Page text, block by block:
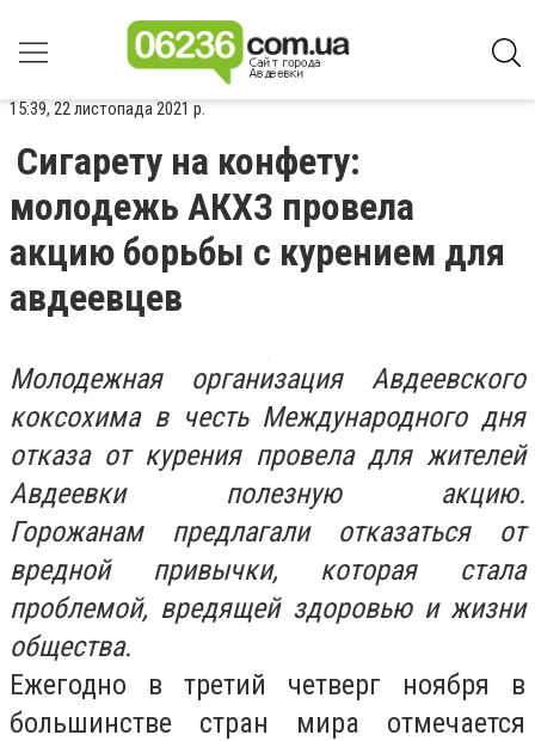
15:39, 22 листопада 2021 р.
Сигарету на конфету:
молодежь АКХЗ провела
акцию борьбы с курением для
авдеевцев
Молодежная организация Авдеевского
коксохима в честь Международного дня
отказа от курения провела для жителей
Авдеевки полезную акцию.
Горожанам предлагали отказаться от
вредной привычки, которая стала
проблемой, вредящей здоровью и жизни
общества.
Ежегодно в третий четверг ноября в
большинстве стран мира отмечается